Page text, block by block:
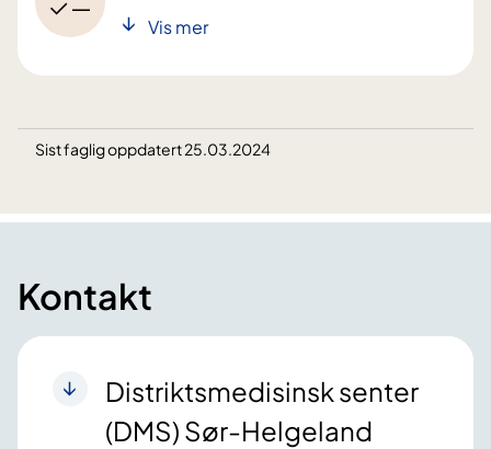
Vis mer
Sist faglig oppdatert 25.03.2024
Kontakt
Distriktsmedisinsk senter
(DMS) Sør-Helgeland